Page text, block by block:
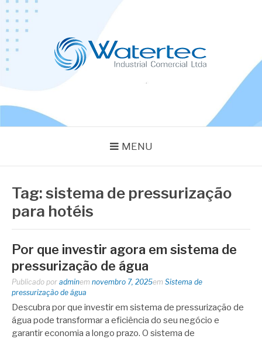
Pular
para
conteúdo
MENU
Tag:sistema de pressurização
para hotéis
Por que investir agora em sistema de
pressurização de água
Publicado por adminem novembro 7, 2025em Sistema de
pressurização de água
Descubra por que investir em sistema de pressurização de
água pode transformar a eficiência do seu negócio e
garantir economia a longo prazo. O sistema de